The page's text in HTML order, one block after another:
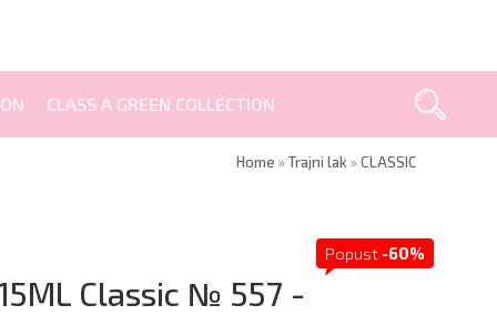
CLASS A GREEN COLLECTION
Home »Trajni lak »CLASSIC
Popust -60%
Classic № 557 -